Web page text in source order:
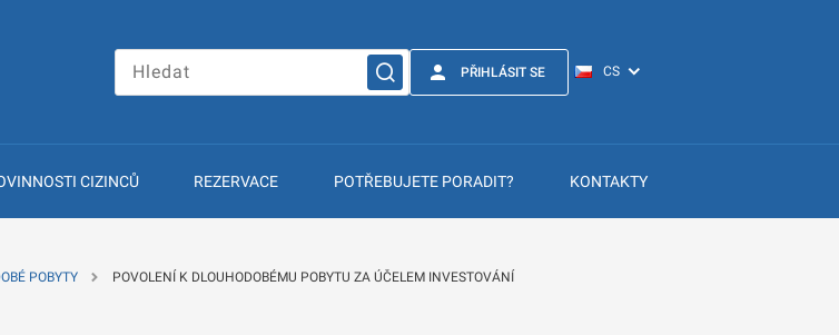
PŘIHLÁSIT SE
CIZINCŮ REZERVACE POTŘEBUJETE PORADIT? KONTAKTY
POBYTY POVOLENÍ K DLOUHODOBÉMU POBYTU ZA ÚČELEM INVESTOVÁNÍ